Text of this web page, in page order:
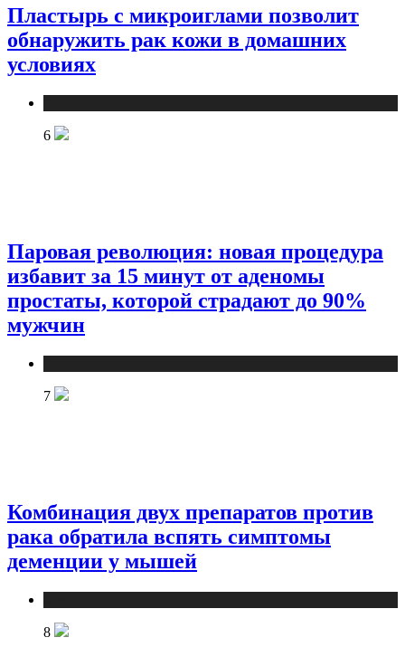
Пластырь с микроиглами позволит
обнаружить рак кожи в домашних
условиях
6
Паровая революция: новая процедура
избавит за 15 минут от аденомы
простаты, которой страдают до 90%
мужчин
7
Комбинация двух препаратов против
рака обратила вспять симптомы
деменции у мышей
8